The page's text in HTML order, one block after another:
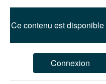
95
Ce contenu est disponible
Connexion